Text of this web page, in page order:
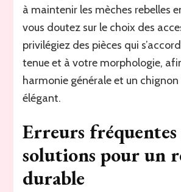
à maintenir les mèches rebelles
vous doutez sur le choix des
privilégiez des pièces qui
tenue et à votre morphologie,
harmonie générale et un
élégant.
Erreurs
solutions pour un
durable